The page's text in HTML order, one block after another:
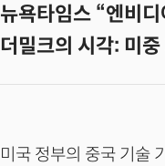
뉴욕타임스 “엔비
더밀크의 시각: 미
미국 정부의 중국 기술